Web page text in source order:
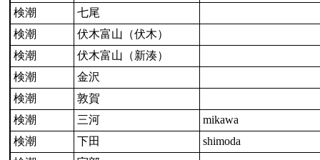
検潮
七尾
検潮
伏木富山（伏木）
検潮
伏木富山（新湊）
検潮
金沢
検潮
敦賀
検潮
三河
mikawa
検潮
下田
shimoda